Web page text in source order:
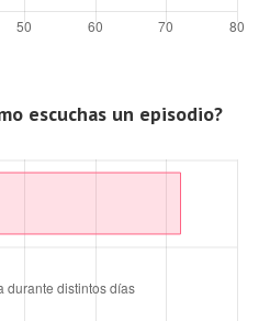
escuchas un episodio?